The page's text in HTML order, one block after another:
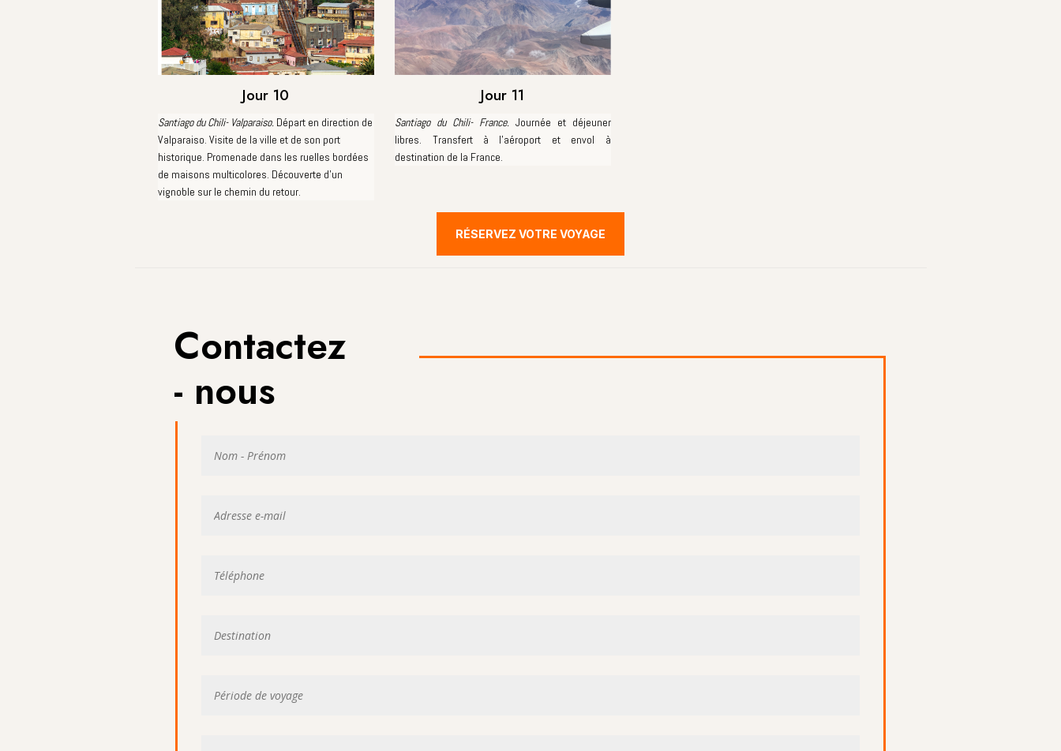
Jour 10
Santiago du Chili- Valparaiso. Départ en direction de
Valparaiso. Visite de la ville et de son port
historique. Promenade dans les ruelles bordées
de maisons multicolores. Découverte d'un
vignoble sur le chemin du retour.
Jour 11
Santiago du Chili- France.Journée et déjeuner
libres. Transfert à l’aéroport et envol à
destination de la France.
RÉSERVEZ VOTRE VOYAGE
Contactez
- nous